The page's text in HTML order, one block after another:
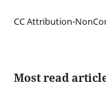
CC Attribution-
Most read